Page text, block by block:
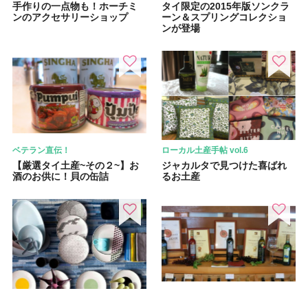
手作りの一点物も！ホーチミ
ンのアクセサリーショップ
タイ限定の2015年版ソンクラ
ーン＆スプリングコレクショ
ンが登場
ベテラン直伝！
【厳選タイ土産~その２~】お
酒のお供に！貝の缶詰
ローカル土産手帖 vol.6
ジャカルタで見つけた喜ばれ
るお土産